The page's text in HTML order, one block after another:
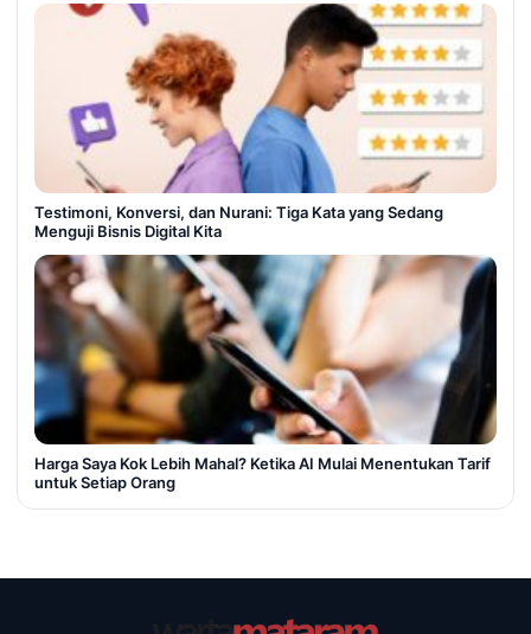
Testimoni, Konversi, dan Nurani: Tiga Kata yang Sedang
Menguji Bisnis Digital Kita
Harga Saya Kok Lebih Mahal? Ketika AI Mulai Menentukan Tarif
untuk Setiap Orang